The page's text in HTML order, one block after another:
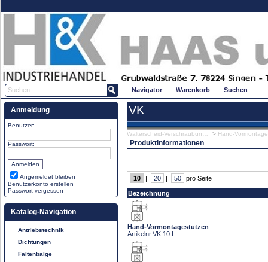
Navigator Warenkorb Suchen
Anmeldung
Benutzer:
Passwort:
Angemeldet bleiben
Benutzerkonto erstellen
Passwort vergessen
Katalog-Navigation
Antriebstechnik
Dichtungen
Faltenbälge
VK
> Hand-
Produktinformationen
10 | 20 | 50 pro Seite
Bezeichnung
Hand-Vormontagestutzen
Artikelnr.VK 10 L